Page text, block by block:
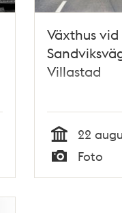
Växthus vid
Villastad
Tid
22
Typ
Foto